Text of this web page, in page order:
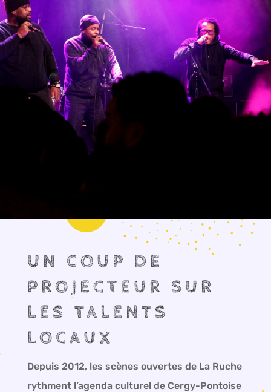
UN COUP DE
PROJECTEUR SUR
LES TALENTS
LOCAUX
Depuis 2012, les scènes ouvertes de La Ruche
rythment l’agenda culturel de Cergy-Pontoise